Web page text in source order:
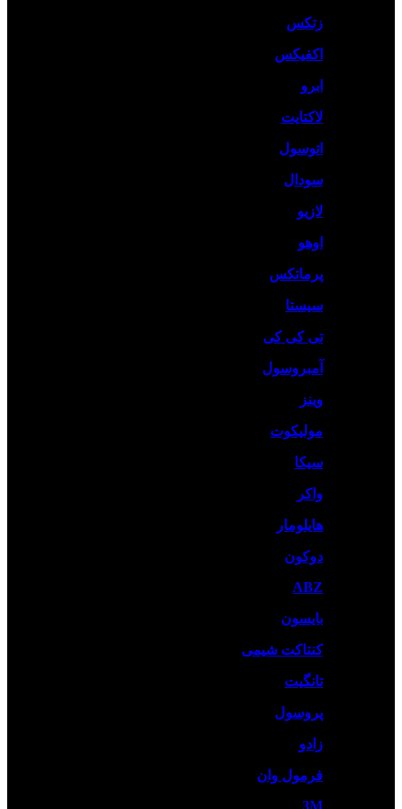
زتکس
اکفیکس
ابرو
لاکتایت
اتوسول
سودال
لازیو
اوهو
پرماتکس
سیستا
تی کی کی
آمبروسول
وینز
مولیکوت
سیکا
واکر
هایلومار
دوکون
ABZ
بایسون
کنتاکت شیمی
تانگیت
پروسول
زادو
فرمول وان
3M